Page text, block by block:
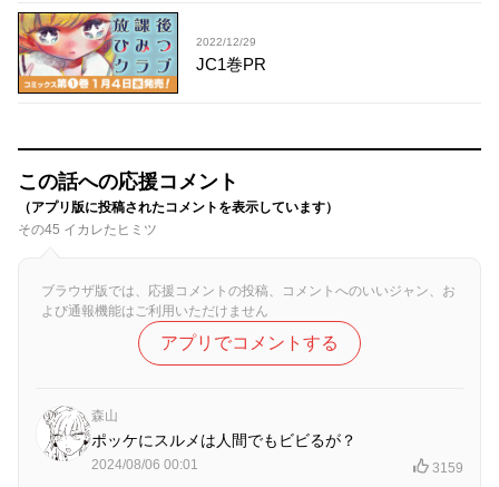
2022/12/29
JC1巻PR
この話への応援コメント
（アプリ版に投稿されたコメントを表示しています）
その45 イカレたヒミツ
ブラウザ版では、応援コメントの投稿、コメントへのいいジャン、お
よび通報機能はご利用いただけません
アプリでコメントする
森山
ポッケにスルメは人間でもビビるが？
2024/08/06 00:01 3159